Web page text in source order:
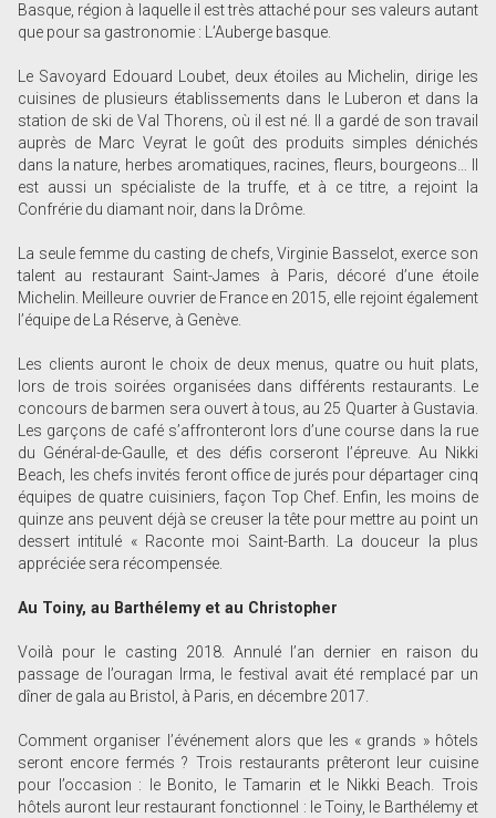
Basque, région à laquelle il est très attaché pour ses valeurs autant
que pour sa gastronomie : L’Auberge basque.
Le Savoyard Edouard Loubet, deux étoiles au Michelin, dirige les
cuisines de plusieurs établissements dans le Luberon et dans la
station de ski de Val Thorens, où il est né. Il a gardé de son travail
auprès de Marc Veyrat le goût des produits simples dénichés
dans la nature, herbes aromatiques, racines, fleurs, bourgeons… Il
est aussi un spécialiste de la truffe, et à ce titre, a rejoint la
Confrérie du diamant noir, dans la Drôme.
La seule femme du casting de chefs, Virginie Basselot, exerce son
talent au restaurant Saint-James à Paris, décoré d’une étoile
Michelin. Meilleure ouvrier de France en 2015, elle rejoint également
l’équipe de La Réserve, à Genève.
Les clients auront le choix de deux menus, quatre ou huit plats,
lors de trois soirées organisées dans différents restaurants. Le
concours de barmen sera ouvert à tous, au 25 Quarter à Gustavia.
Les garçons de café s’affronteront lors d’une course dans la rue
du Général-de-Gaulle, et des défis corseront l’épreuve. Au Nikki
Beach, les chefs invités feront office de jurés pour départager cinq
équipes de quatre cuisiniers, façon Top Chef. Enfin, les moins de
quinze ans peuvent déjà se creuser la tête pour mettre au point un
dessert intitulé « Raconte moi Saint-Barth. La douceur la plus
appréciée sera récompensée.
Au Toiny, au Barthélemy et au Christopher
Voilà pour le casting 2018. Annulé l’an dernier en raison du
passage de l’ouragan Irma, le festival avait été remplacé par un
dîner de gala au Bristol, à Paris, en décembre 2017.
Comment organiser l’événement alors que les « grands » hôtels
seront encore fermés ? Trois restaurants prêteront leur cuisine
pour l’occasion : le Bonito, le Tamarin et le Nikki Beach. Trois
hôtels auront leur restaurant fonctionnel : le Toiny, le Barthélemy et